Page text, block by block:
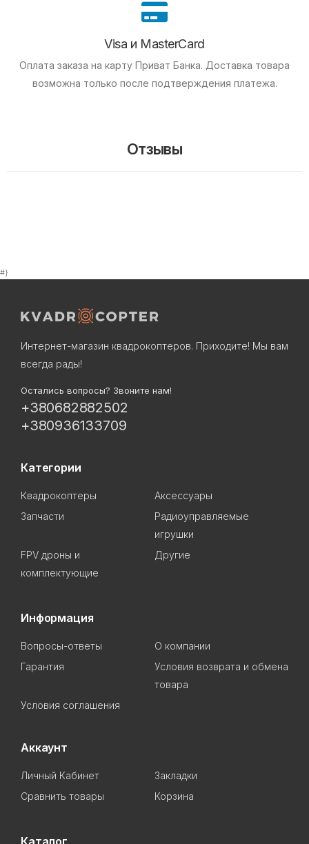
Visa и MasterCard
Оплата заказа на карту Приват Банка. Доставка товара
возможна только после подтверждения платежа.
Отзывы
#}
Интернет-магазин квадрокоптеров. Приходите! Мы вам
всегда рады!
Остались вопросы? Звоните нам!
+380682882502
+380936133709
Категории
Квадрокоптеры
Аксессуары
Запчасти
Радиоуправляемые
игрушки
FPV дроны и
комплектующие
Другие
Информация
Вопросы-ответы
О компании
Гарантия
Условия возврата и обмена
товара
Условия соглашения
Аккаунт
Личный Кабинет
Закладки
Сравнить товары
Корзина
Каталог